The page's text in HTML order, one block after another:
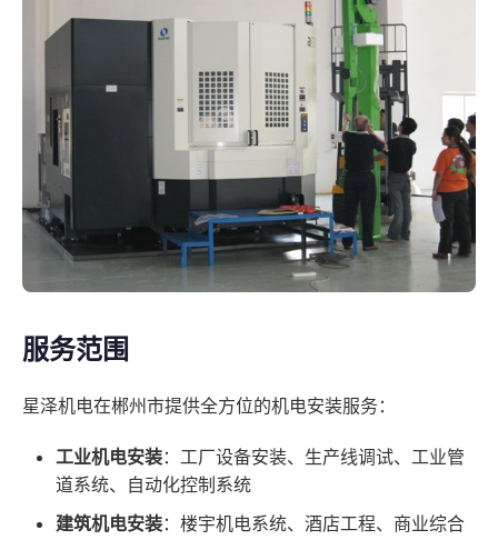
服务范围
星泽机电在郴州市提供全方位的机电安装服务：
工业机电安装：工厂设备安装、生产线调试、工业管
道系统、自动化控制系统
建筑机电安装：楼宇机电系统、酒店工程、商业综合